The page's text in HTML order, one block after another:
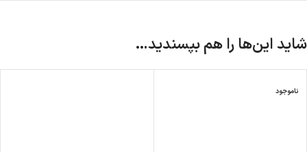
شاید این‌ها را هم بپسندید…
ناموجود